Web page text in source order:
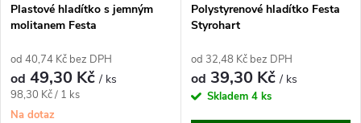
Plastové hladítko s jemným
molitanem Festa
od 40,74 Kč bez DPH
od 49,30 Kč/ ks
Měrná
cena:
98,30 Kč / 1 ks
Na dotaz
Polystyrenové hladítko Festa
Styrohart
od 32,48 Kč bez DPH
od 39,30 Kč/ ks
Skladem 4 ks